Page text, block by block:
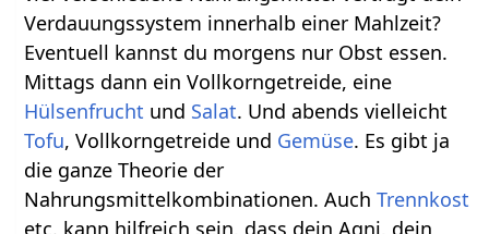
Verdauungssystem innerhalb einer Mahlzeit?
Eventuell kannst du morgens nur Obst essen.
Mittags dann ein Vollkorngetreide, eine
Hülsenfrucht und Salat. Und abends vielleicht
Tofu, Vollkorngetreide und Gemüse. Es gibt ja
die ganze Theorie der
Nahrungsmittelkombinationen. AuchTrennkost
etc. kann hilfreich sein, dass dein Agni, dein